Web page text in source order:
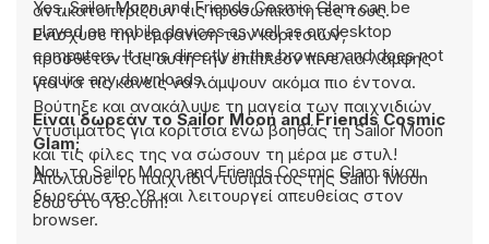
αντικατοπτρίζουν τις προσωπικότητές τους.
Ενίσχυσε την εμφάνιση των κοριτσιών,
προσθέτοντας αυτή την επιπλέον πινελιά λάμψης
για να τις κάνεις να λάμψουν ακόμα πιο έντονα.
Βούτηξε και ανακάλυψε τη μαγεία των παιχνιδιών
ντυσίματος για κορίτσια ενώ βοηθάς τη Sailor Moon
και τις φίλες της να σώσουν τη μέρα με στυλ!
Απόλαυσε το παιχνίδι ντυσίματος της Sailor Moon
εδώ στο Y8.com!
Yes, Sailor Moon and Friends Cosmic Glam can be
played on mobile devices as well as on desktop
computers. It runs directly in the browser and does not
require any downloads.
Είναι δωρεάν το Sailor Moon and Friends Cosmic
Glam;
Ναι, το Sailor Moon and Friends Cosmic Glam είναι
δωρεάν στο Y8 και λειτουργεί απευθείας στον
browser.